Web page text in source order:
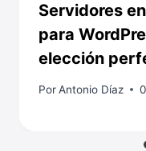
Servidores
para
elección
PorAntonio Díaz